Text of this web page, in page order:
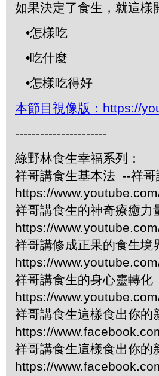
如果決定了食生，就這樣
•怎樣吃
•吃什麼
•怎樣吃得好
本節目視像版：https://
----------------------
綠野林食生幸福系列：
祥哥講食生基本法 --祥哥
https://
祥哥講食生的神奇療癒
https://
祥哥講修成正果的食生
https://
祥哥講食生的身心靈轉
https://
祥哥講食生這樣食出你
https://
祥哥講食生這樣食出你
https://